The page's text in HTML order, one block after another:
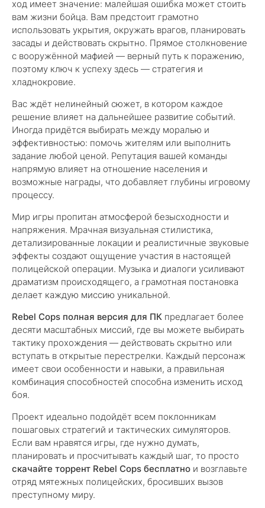
ход имеет значение: малейшая ошибка может стоить
вам жизни бойца. Вам предстоит грамотно
использовать укрытия, окружать врагов, планировать
засады и действовать скрытно. Прямое столкновение
с вооружённой мафией — верный путь к поражению,
поэтому ключ к успеху здесь — стратегия и
хладнокровие.
Вас ждёт нелинейный сюжет, в котором каждое
решение влияет на дальнейшее развитие событий.
Иногда придётся выбирать между моралью и
эффективностью: помочь жителям или выполнить
задание любой ценой. Репутация вашей команды
напрямую влияет на отношение населения и
возможные награды, что добавляет глубины игровому
процессу.
Мир игры пропитан атмосферой безысходности и
напряжения. Мрачная визуальная стилистика,
детализированные локации и реалистичные звуковые
эффекты создают ощущение участия в настоящей
полицейской операции. Музыка и диалоги усиливают
драматизм происходящего, а грамотная постановка
делает каждую миссию уникальной.
Rebel Cops полная версия для ПК предлагает более
десяти масштабных миссий, где вы можете выбирать
тактику прохождения — действовать скрытно или
вступать в открытые перестрелки. Каждый персонаж
имеет свои особенности и навыки, а правильная
комбинация способностей способна изменить исход
боя.
Проект идеально подойдёт всем поклонникам
пошаговых стратегий и тактических симуляторов.
Если вам нравятся игры, где нужно думать,
планировать и просчитывать каждый шаг, то просто
скачайте торрент Rebel Cops бесплатно и возглавьте
отряд мятежных полицейских, бросивших вызов
преступному миру.